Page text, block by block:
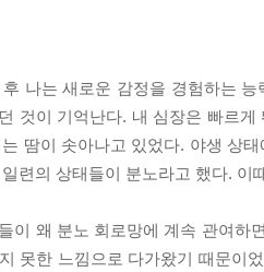
나는 새로운 감정을 경험하는
것이 기억난다. 내 심장은 빠르
땀이 솟아나고 있었다. 야생 상
련의 상태들이 분노라고 했다.
이 왜 분노 회로망에 계속 관여하
못한 느낌으로 다가왔기 때문이